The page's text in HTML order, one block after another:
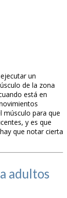
un
de la zona
está en
músculo para que
y es que
que notar cierta
adultos